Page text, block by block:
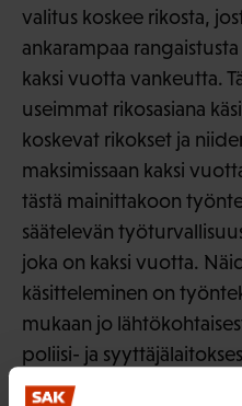
valitus koskee rikosta,
ankarampaa
kaksi vuotta vankeutta.
useimmat rikosasiana
koskevat rikokset ja
maksimissaan kaksi
tästä mainittakoon
säätelevän
joka on kaksi vuotta.
käsitteleminen on
mukaan jo
poliisi- ja
vastuuverkoston